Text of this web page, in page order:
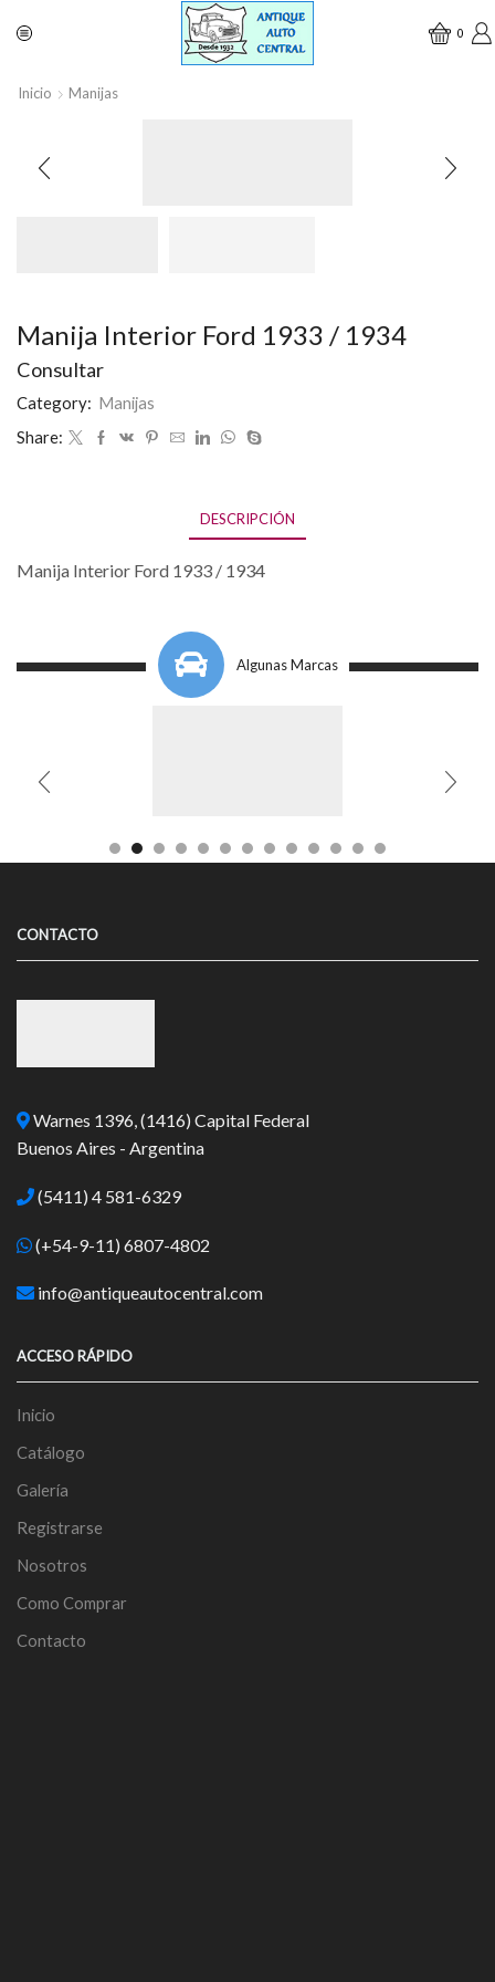
0
Inicio Manijas
Manija Interior Ford 1933 / 1934
Consultar
Category: Manijas
Share:
DESCRIPCIÓN
Manija Interior Ford 1933 / 1934
Algunas Marcas
CONTACTO
Warnes 1396, (1416) Capital Federal
Buenos Aires - Argentina
(5411) 4 581-6329
(+54-9-11) 6807-4802
info@antiqueautocentral.com
ACCESO RÁPIDO
Inicio
Catálogo
Galería
Registrarse
Nosotros
Como Comprar
Contacto